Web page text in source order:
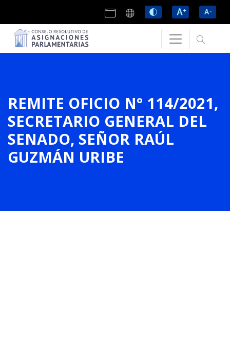
REMITE OFICIO N° 114/2021,
SECRETARIO GENERAL DEL
SENADO, SEÑOR RAÚL
GUZMÁN URIBE